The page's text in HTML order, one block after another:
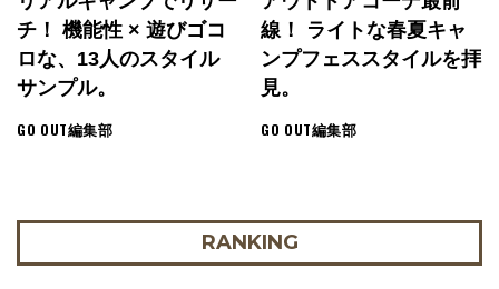
チ！ 機能性 × 遊びゴコ
ロな、13人のスタイル
サンプル。
GO OUT編集部
線！ ライトな春夏キャ
ンプフェススタイルを拝
見。
GO OUT編集部
RANKING